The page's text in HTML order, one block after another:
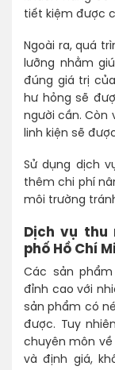
tiết kiệm được
Ngoài ra, quá
lưỡng nhằm
đúng giá trị
hư hỏng sẽ
người cần. Còn
linh kiện sẽ
Sử dụng dịch
thêm chi phí
môi trường
Dịch vụ
phố Hồ Chí
Các sản
đỉnh cao với
sản phẩm có
được. Tuy
chuyên môn
và định giá,